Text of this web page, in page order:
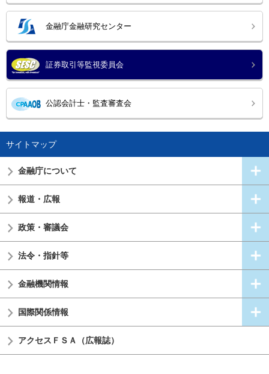
金融庁金融研究センター
証券取引等監視委員会
公認会計士・監査審査会
サイトマップ
金融庁について
報道・広報
政策・審議会
法令・指針等
金融機関情報
国際関係情報
アクセスＦＳＡ（広報誌）